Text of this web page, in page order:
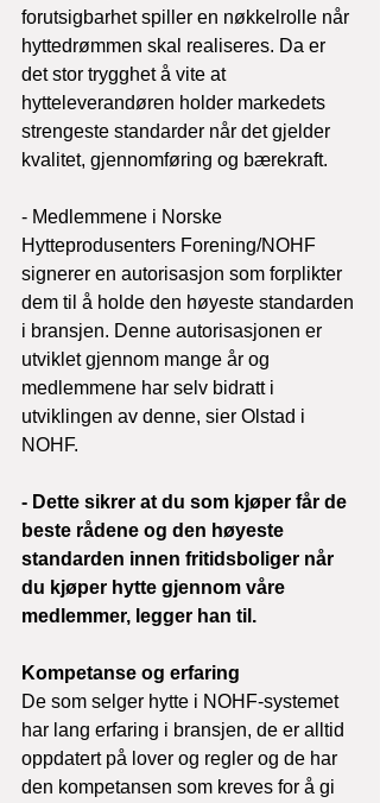
forutsigbarhet spiller en nøkkelrolle når
hyttedrømmen skal realiseres. Da er
det stor trygghet å vite at
hytteleverandøren holder markedets
strengeste standarder når det gjelder
kvalitet, gjennomføring og bærekraft.
- Medlemmene i Norske
Hytteprodusenters Forening/NOHF
signerer en autorisasjon som forplikter
dem til å holde den høyeste standarden
i bransjen. Denne autorisasjonen er
utviklet gjennom mange år og
medlemmene har selv bidratt i
utviklingen av denne, sier Olstad i
NOHF.
- Dette sikrer at du som kjøper får de
beste rådene og den høyeste
standarden innen fritidsboliger når
du kjøper hytte gjennom våre
medlemmer, legger han til.
Kompetanse og erfaring
De som selger hytte i NOHF-systemet
har lang erfaring i bransjen, de er alltid
oppdatert på lover og regler og de har
den kompetansen som kreves for å gi